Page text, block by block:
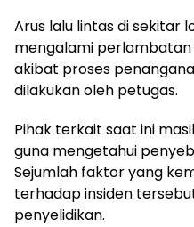
Arus lalu lintas di sekitar
mengalami
akibat proses
dilakukan oleh petugas.
Pihak terkait saat ini
guna mengetahui
Sejumlah faktor yang
terhadap insiden
penyelidikan.